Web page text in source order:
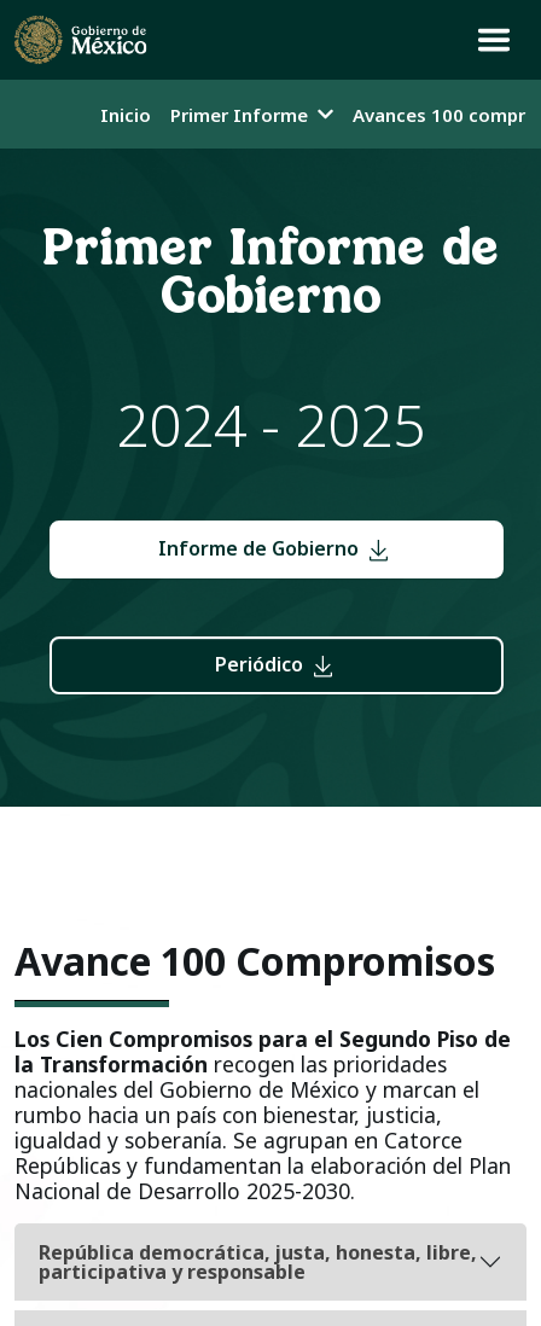
Inicio Primer Informe Avances 100
Primer Informe de
Gobierno
2024 - 2025
Informe de Gobierno
Periódico
Avance 100 Compromisos
Los Cien Compromisos para el Segundo Piso de
la Transformación recogen las prioridades
nacionales del Gobierno de México y marcan el
rumbo hacia un país con bienestar, justicia,
igualdad y soberanía. Se agrupan en Catorce
Repúblicas y fundamentan la elaboración del Plan
Nacional de Desarrollo 2025-2030.
República democrática, justa, honesta, libre,
participativa y responsable